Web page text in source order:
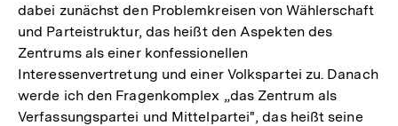
dabei zunächst den Problemkreisen von Wählerschaft
und Parteistruktur, das heißt den Aspekten des
Zentrums als einer konfessionellen
Interessenvertretung und einer Volkspartei zu. Danach
werde ich den Fragenkomplex „das Zentrum als
Verfassungspartei und Mittelpartei", das heißt seine